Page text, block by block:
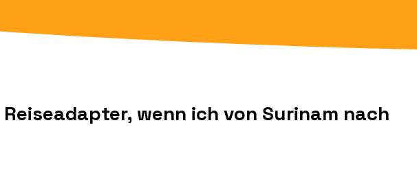
wenn ich von Surinam nach